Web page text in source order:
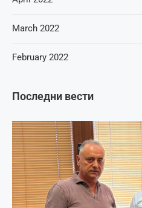
Последни вести
March 2022
February 2022